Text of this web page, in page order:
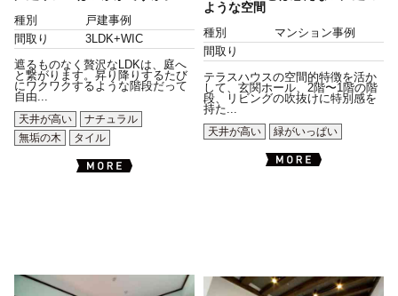
種別
戸建事例
間取り
3LDK+WIC
遮るものなく贅沢なLDKは、庭へ
と繋がります。昇り降りするたび
にワクワクするような階段だって
自由...
天井が高い
ナチュラル
無垢の木
タイル
ような空間
種別
マンション事例
間取り
テラスハウスの空間的特徴を活か
して、玄関ホール、2階〜1階の階
段、リビングの吹抜けに特別感を
持た...
天井が高い
緑がいっぱい